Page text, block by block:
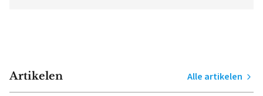
Artikelen Alle artikelen